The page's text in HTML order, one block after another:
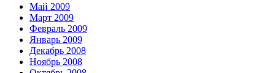
Май 2009
Март 2009
Февраль 2009
Январь 2009
Декабрь 2008
Ноябрь 2008